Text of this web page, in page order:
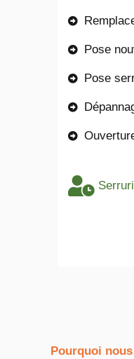
Pose
Pose
Pourquoi